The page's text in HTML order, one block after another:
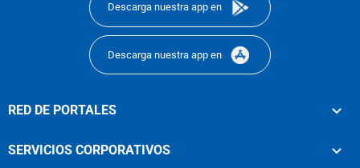
Descarga nuestra app en
Descarga nuestra app en
RED DE PORTALES
SERVICIOS CORPORATIVOS